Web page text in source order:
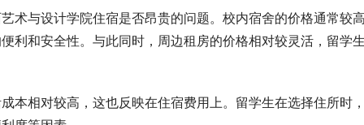
术与设计学院住宿是否昂贵的问题。校内宿舍的价格通常较
利和安全性。与此同时，周边租房的价格相对较灵活，留学
本相对较高，这也反映在住宿费用上。留学生在选择住所时